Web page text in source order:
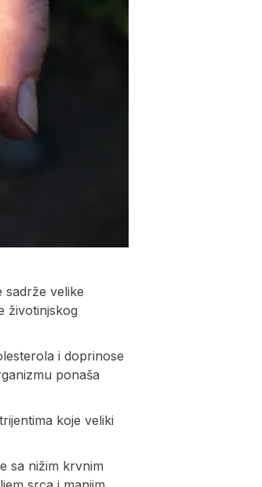
sadrže velike
životinjskog
i doprinose
ponaša
koje veliki
sa nižim krvnim